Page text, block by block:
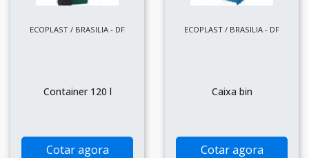
ECOPLAST / BRASILIA - DF
Container 120 l
Cotar agora
ECOPLAST / BRASILIA - DF
Caixa bin
Cotar agora